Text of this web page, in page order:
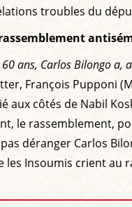
troubles du
60 ans, Carlos Bilongo
François Pupponi
côtés de Nabil
le rassemblement,
déranger Carlos
les Insoumis crient au